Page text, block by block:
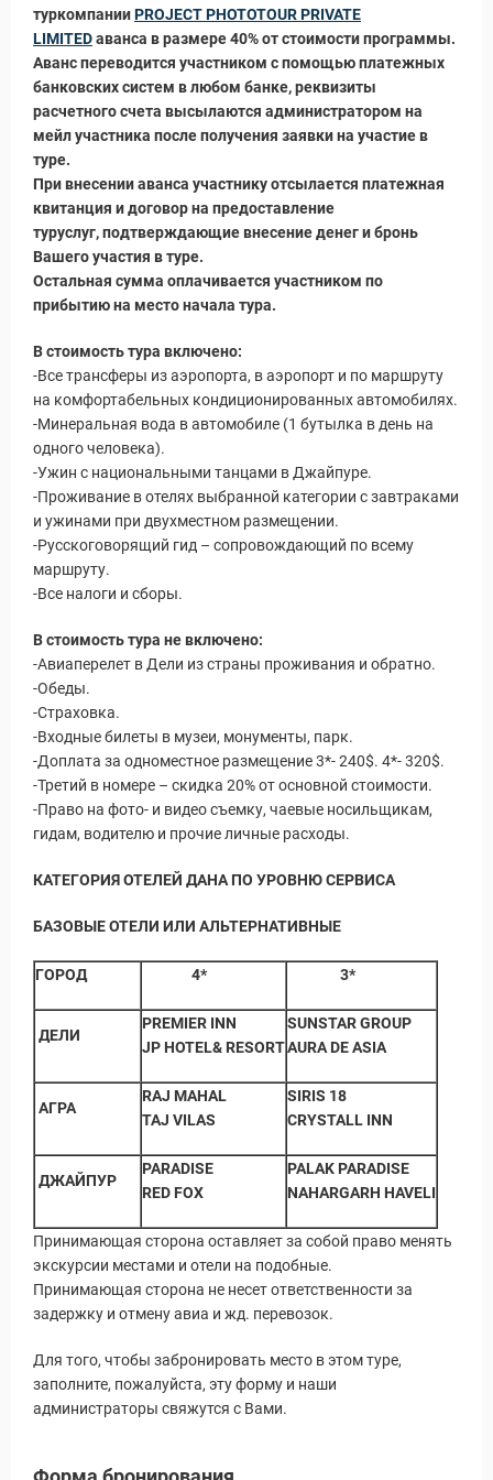
Путеводитель по
туркомпанииPROJECT PHOTOTOUR PRIVATE
LIMITEDаванса в размере 40% от стоимости программы.
Аванс переводится участником с помощью платежных
банковских систем в любом банке, реквизиты
расчетного счета высылаются администратором на
мейл участника после получения заявки на участие в
туре.
При внесении аванса участнику отсылается платежная
квитанция и договор на предоставление
туруслуг, подтверждающие внесение денег и бронь
Вашего участия в туре.
Остальная сумма оплачивается участником по
прибытию на место начала тура.
В стоимость тура включено:
-Все трансферы из аэропорта, в аэропорт и по маршруту
на комфортабельных кондиционированных автомобилях.
-Минеральная вода в автомобиле (1 бутылка в день на
одного человека).
-Ужин с национальными танцами в Джайпуре.
-Проживание в отелях выбранной категории с завтраками
и ужинами при двухместном размещении.
-Русскоговорящий гид – сопровождающий по всему
маршруту.
-Все налоги и сборы.
В стоимость тура не включено:
-Авиаперелет в Дели из страны проживания и обратно.
-Обеды.
-Страховка.
-Входные билеты в музеи, монументы, парк.
-Доплата за одноместное размещение 3*- 240$. 4*- 320$.
-Третий в номере – скидка 20% от основной стоимости.
-Право на фото- и видео съемку, чаевые носильщикам,
гидам, водителю и прочие личные расходы.
КАТЕГОРИЯ ОТЕЛЕЙ ДАНА ПО УРОВНЮ СЕРВИСА
БАЗОВЫЕ ОТЕЛИ ИЛИ АЛЬТЕРНАТИВНЫЕ
ГОРОД 4* 3*
ДЕЛИ
PREMIER INN
JP HOTEL& RESORT
SUNSTAR GROUP
AURA DE ASIA
АГРА
RAJ MAHAL
TAJ VILAS
SIRIS 18
CRYSTALL INN
ДЖАЙПУР
PARADISE
RED FOX
PALAK PARADISE
NAHARGARH HAVELI
Принимающая сторона оставляет за собой право менять
экскурсии местами и отели на подобные.
Принимающая сторона не несет ответственности за
задержку и отмену авиа и жд. перевозок.
Для того, чтобы забронировать место в этом туре,
заполните, пожалуйста, эту форму и наши
администраторы свяжутся с Вами.